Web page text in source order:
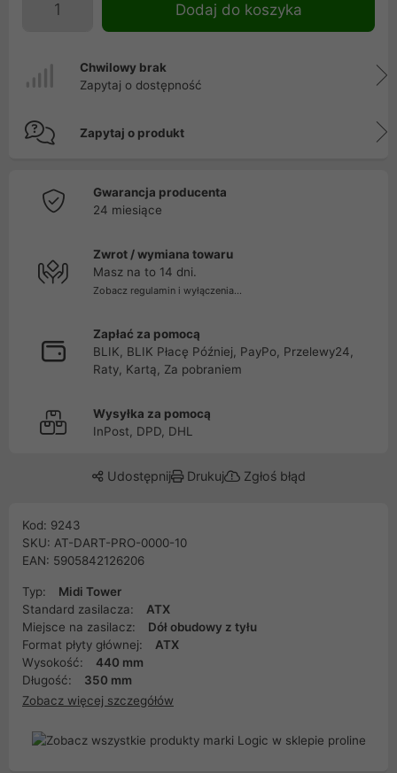
Dodaj do koszyka
Chwilowy brak
Zapytaj o dostępność
Zapytaj o produkt
Gwarancja producenta
24 miesiące
Zwrot / wymiana towaru
Masz na to 14 dni.
Zobacz regulamin i wyłączenia...
Zapłać za pomocą
BLIK, BLIK Płacę Później, PayPo, Przelewy24,
Raty, Kartą, Za pobraniem
Wysyłka za pomocą
InPost, DPD, DHL
Udostępnij Drukuj Zgłoś błąd
Kod: 9243
SKU: AT-DART-PRO-0000-10
EAN: 5905842126206
Typ:
Midi Tower
Standard zasilacza:
ATX
Miejsce na zasilacz:
Dół obudowy z tyłu
Format płyty głównej:
ATX
Wysokość:
440 mm
Długość:
350 mm
Zobacz więcej szczegółów